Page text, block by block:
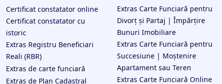
Certificat constatator online
Certificat constatator cu
istoric
Extras Registru Beneficiari
Reali (RBR)
Extras de carte funciară
Extras de Plan Cadastral
Extras Carte Funciară pentru
Divorț și Partaj | Împărțire
Bunuri Imobiliare
Extras Carte Funciară pentru
Succesiune | Moștenire
Apartament sau Teren
Extras Carte Funciară Online